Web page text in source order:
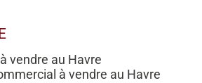
vendre au Havre
à vendre au Havre